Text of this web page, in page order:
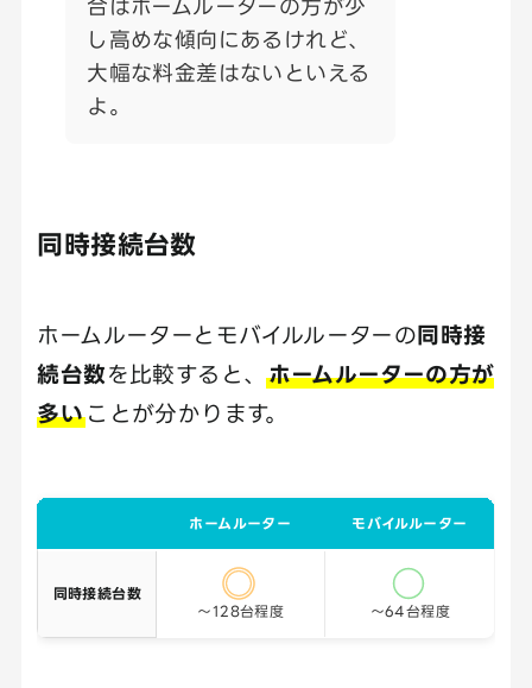
合はホームルーターの方が少
し高めな傾向にあるけれど、
大幅な料金差はないといえる
よ。
同時接続台数
ホームルーターとモバイルルーターの同時接
続台数を比較すると、ホームルーターの方が
多い ことが分かります。
ホームルーター モバイルルーター
同時接続台数
～128台程度
～64台程度